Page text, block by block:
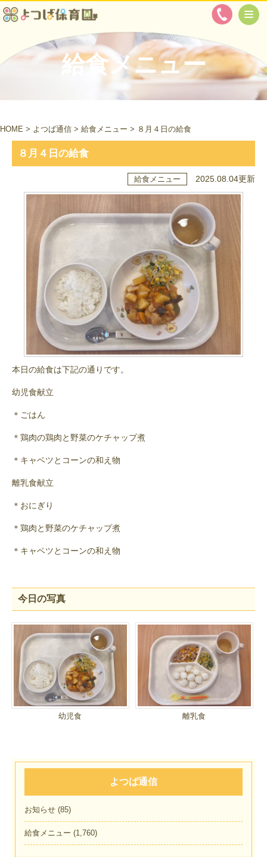
給食メニュー
HOME > よつば通信 > 給食メニュー > ８月４日の給食
８月４日の給食
給食メニュー 2025.08.04更新
本日の給食は下記の通りです。
幼児食献立
＊ごはん
＊鶏肉の鶏肉と野菜のケチャップ煮
＊キャベツとコーンの和え物
離乳食献立
＊おにぎり
＊鶏肉と野菜のケチャップ煮
＊キャベツとコーンの和え物
今日の写真
幼児食 離乳食
よつば通信
お知らせ (85)
給食メニュー (1,760)